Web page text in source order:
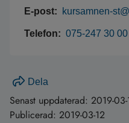
E-post: kursamnen-
Telefon: 075-247 30 00
Dela
Senast uppdaterad: 2019-03-
Publicerad: 2019-03-12